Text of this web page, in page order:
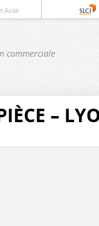
Axial
commerciale
–